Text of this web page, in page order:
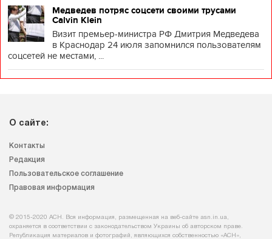
Медведев потряс соцсети своими трусами
Calvin Klein
Визит премьер-министра РФ Дмитрия Медведева
в Краснодар 24 июля запомнился пользователям
соцсетей не местами, ...
О сайте:
Контакты
Редакция
Пользовательское соглашение
Правовая информация
© 2015-2020 АСН. Вся информация, размещенная на веб-сайте asn.in.ua,
охраняется в соответствии с законодательством Украины об авторском праве.
Републикация материалов и фотографий, являющихся собственностью «АСН»,